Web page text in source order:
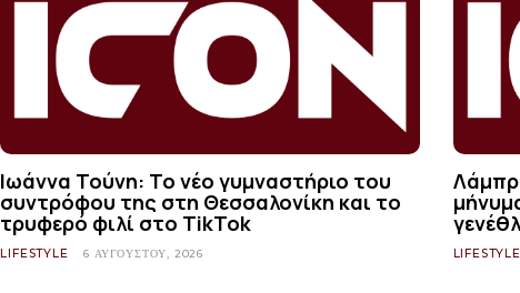
Ιωάννα Τούνη: Το νέο γυμναστήριο του
συντρόφου της στη Θεσσαλονίκη και το
τρυφερό φιλί στο TikTok
LIFESTYLE 6 ΑΥΓΟΎΣΤΟΥ, 2026 LIFESTYLE